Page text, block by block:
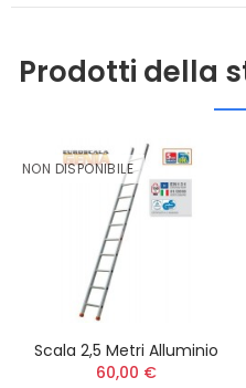
Prodotti della
NON DISPONIBILE
Scala 2,5 Metri Alluminio
60,00 €